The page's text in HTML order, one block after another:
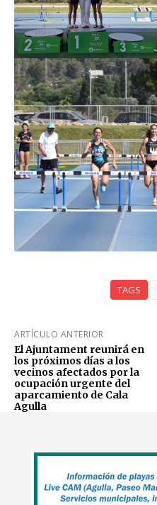
TAGS
ARTÍCULO ANTERIOR
El Ajuntament reunirá en
los próximos días a los
vecinos afectados por la
ocupación urgente del
aparcamiento de Cala
Agulla